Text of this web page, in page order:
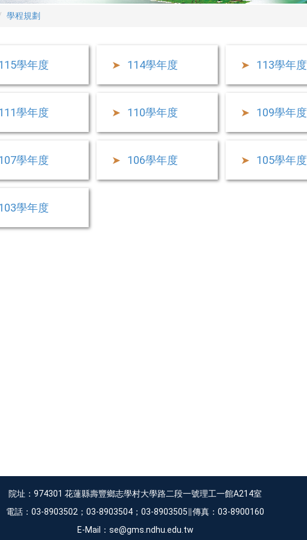
學程規劃
學年度 114學年度 113學年度
學年度 110學年度 109學年度
學年度 106學年度 105學年度
學年度
院址：974301 花蓮縣壽豐鄉志學村大學路二段一號理工一館A214室
電話：03-8903502；03-8903504；03-8903505∥傳真：03-8900160
E-Mail：se@gms.ndhu.edu.tw